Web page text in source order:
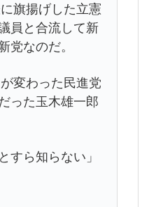
旗揚げした立憲
員と合流して新
党なのだ。
変わった民進党
った玉木雄一郎
ら知らない」